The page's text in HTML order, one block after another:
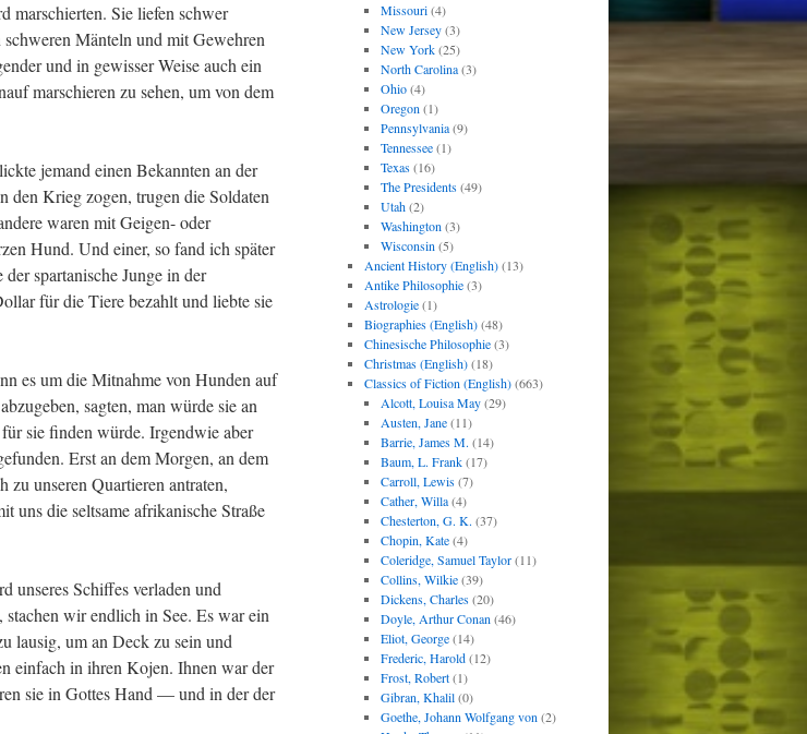
marschierten. Sie liefen schwer
Mänteln und mit Gewehren
und in gewisser Weise auch ein
marschieren zu sehen, um von dem
jemand einen Bekannten an der
den Krieg zogen, trugen die Soldaten
waren mit Geigen- oder
Hund. Und einer, so fand ich später
spartanische Junge in der
für die Tiere bezahlt und liebte sie
es um die Mitnahme von Hunden auf
sagten, man würde sie an
sie finden würde. Irgendwie aber
Erst an dem Morgen, an dem
unseren Quartieren antraten,
uns die seltsame afrikanische Straße
unseres Schiffes verladen und
wir endlich in See. Es war ein
lausig, um an Deck zu sein und
einfach in ihren Kojen. Ihnen war der
sie in Gottes Hand –– und in der der
Missouri(4)
New Jersey(3)
New York(25)
North Carolina(3)
Ohio(4)
Oregon (1)
Pennsylvania(9)
Tennessee(1)
Texas(16)
The Presidents(49)
Utah(2)
Washington (3)
Wisconsin (5)
Ancient History (English)(13)
Antike Philosophie(3)
Astrologie(1)
Biographies (English)(48)
Chinesische Philosophie(3)
Christmas (English)(18)
Classics of Fiction (English)(663)
Alcott, Louisa May(29)
Austen, Jane(11)
Barrie, James M. (14)
Baum, L. Frank(17)
Carroll, Lewis(7)
Cather, Willa(4)
Chesterton, G. K. (37)
Chopin, Kate(4)
Coleridge, Samuel Taylor(11)
Collins, Wilkie(39)
Dickens, Charles(20)
Doyle, Arthur Conan (46)
Eliot, George(14)
Frederic, Harold(12)
Frost, Robert(1)
Gibran, Khalil(0)
Goethe, Johann Wolfgang von (2)